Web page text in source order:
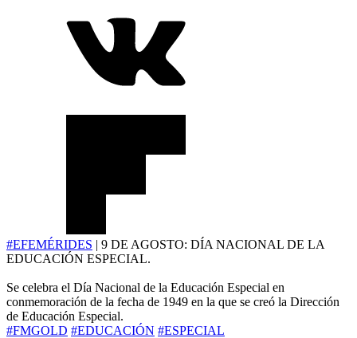
#EFEMÉRIDES | 9 DE AGOSTO: DÍA NACIONAL DE LA
EDUCACIÓN ESPECIAL.
Se celebra el Día Nacional de la Educación Especial en
conmemoración de la fecha de 1949 en la que se creó la Dirección
de Educación Especial.
#FMGOLD #EDUCACIÓN #ESPECIAL